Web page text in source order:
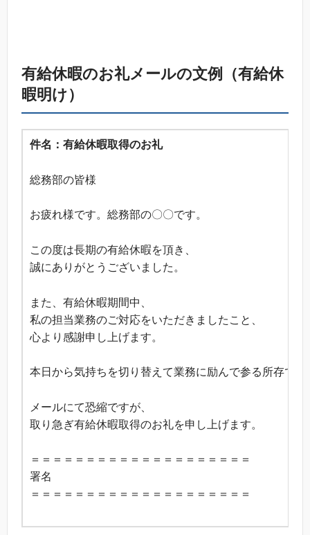
有給休暇のお礼メールの文例（有給休
暇明け）
件名：有給休暇取得のお礼
総務部の皆様
お疲れ様です。総務部の〇〇です。
この度は長期の有給休暇を頂き、
誠にありがとうございました。
また、有給休暇期間中、
私の担当業務のご対応をいただきましたこと、
心より感謝申し上げます。
本日から気持ちを切り替えて業務に励んで参る所存です
メールにて恐縮ですが、
取り急ぎ有給休暇取得のお礼を申し上げます。
＝＝＝＝＝＝＝＝＝＝＝＝＝＝＝＝＝＝＝＝
署名
＝＝＝＝＝＝＝＝＝＝＝＝＝＝＝＝＝＝＝＝